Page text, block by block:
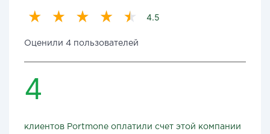
4.5
Оценили 4 пользователей
4
клиентов Portmone оплатили счет этой компании